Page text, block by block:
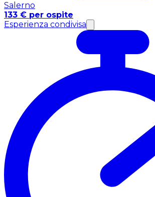
Salerno
133 € per ospite
Esperienza condivisa